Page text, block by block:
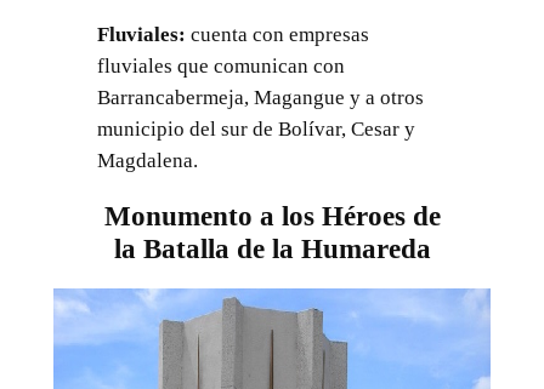
Fluviales: cuenta con empresas
fluviales que comunican con
Barrancabermeja, Magangue y a otros
municipio del sur de Bolívar, Cesar y
Magdalena.
Monumento a los Héroes de
la Batalla de la Humareda